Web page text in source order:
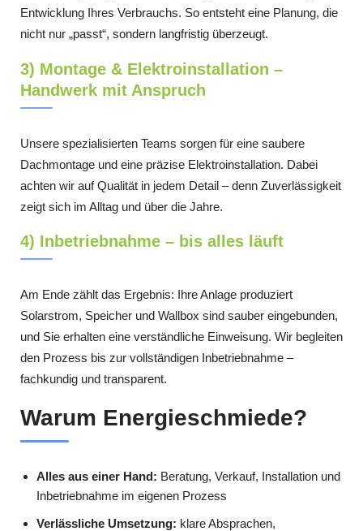
Entwicklung Ihres Verbrauchs. So entsteht eine Planung, die
nicht nur „passt“, sondern langfristig überzeugt.
3) Montage & Elektroinstallation –
Handwerk mit Anspruch
Unsere spezialisierten Teams sorgen für eine saubere
Dachmontage und eine präzise Elektroinstallation. Dabei
achten wir auf Qualität in jedem Detail – denn Zuverlässigkeit
zeigt sich im Alltag und über die Jahre.
4) Inbetriebnahme – bis alles läuft
Am Ende zählt das Ergebnis: Ihre Anlage produziert
Solarstrom, Speicher und Wallbox sind sauber eingebunden,
und Sie erhalten eine verständliche Einweisung. Wir begleiten
den Prozess bis zur vollständigen Inbetriebnahme –
fachkundig und transparent.
Warum Energieschmiede?
Alles aus einer Hand: Beratung, Verkauf, Installation und
Inbetriebnahme im eigenen Prozess
Verlässliche Umsetzung: klare Absprachen,